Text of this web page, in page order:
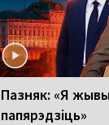
Пазняк: «Я
папярэдзіць»